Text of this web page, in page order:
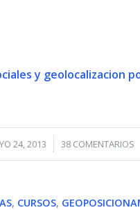
y geolocalizacion
24, 2013
/ 38 COMENTARIOS
/
, CURSOS,